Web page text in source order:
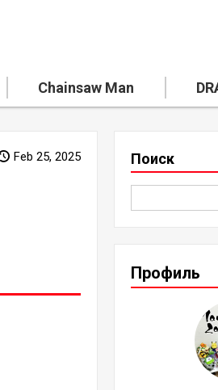
Chainsaw Man
Feb 25, 2025 Поиск
Профиль